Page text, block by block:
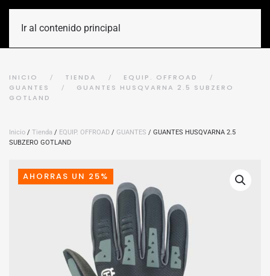
Ir al contenido principal
INICIO TIENDA
EQUIP. OFFROAD
GUANTES
GUANTES HUSQVARNA 2.5 SUBZERO
GOTLAND
Inicio / Tienda / EQUIP. OFFROAD / GUANTES / GUANTES HUSQVARNA 2.5
SUBZERO GOTLAND
AHORRAS UN 25%